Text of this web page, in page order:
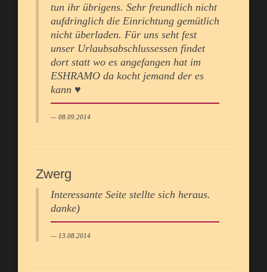
tun ihr übrigens. Sehr freundlich nicht
aufdringlich die Einrichtung gemütlich
nicht überladen. Für uns seht fest
unser Urlaubsabschlussessen findet
dort statt wo es angefangen hat im
ESHRAMO da kocht jemand der es
kann ♥
08.09.2014
Zwerg
Interessante Seite stellte sich heraus.
danke)
13.08.2014